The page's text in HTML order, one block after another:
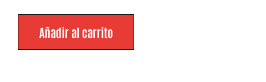
Añadir al carrito